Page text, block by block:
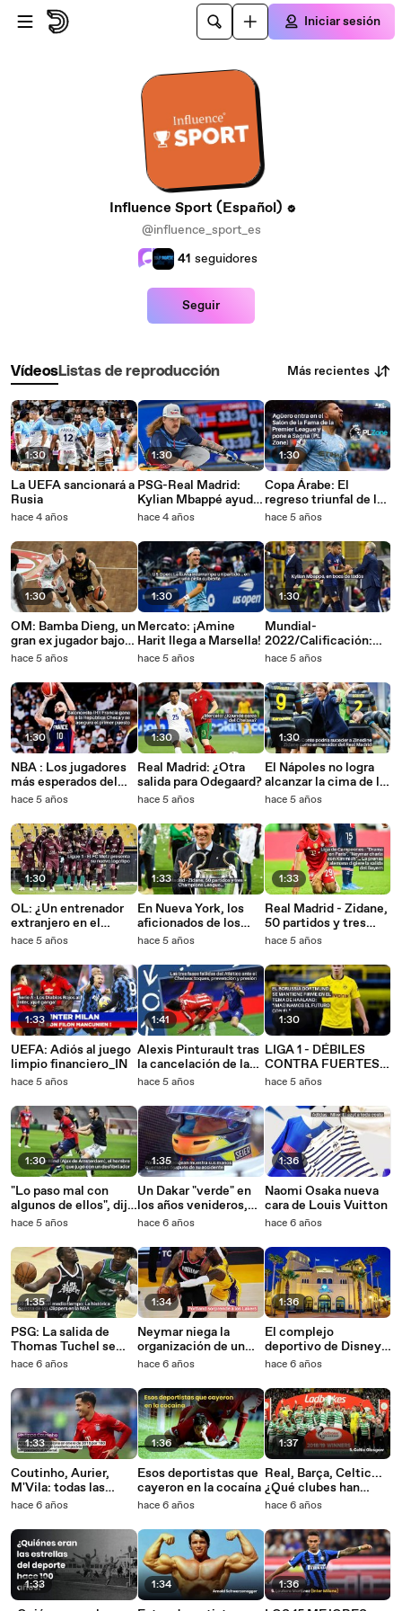
Saltar al contenido principal
Iniciar sesión
Influence Sport (Español)
@influence_sport_es
41 seguidores
Seguir
VídeosListas de reproducción Más recientes
1:30
La UEFA sancionará a
Rusia
hace 4 años
1:30
OM: Bamba Dieng, un
gran ex jugador bajo
el hechizo
hace 5 años
1:30
NBA : Los jugadores
más esperados del
draft_IN
hace 5 años
1:30
OL: ¿Un entrenador
extranjero en el
banquillo?_IN
hace 5 años
1:33
UEFA: Adiós al juego
limpio financiero_IN
hace 5 años
1:30
"Lo paso mal con
algunos de ellos", dijo
Laurent Koscielny
compañeros.
hace 5 años
1:35
PSG: La salida de
Thomas Tuchel se
hizo oficial_IN
hace 6 años
1:33
Coutinho, Aurier,
M'Vila: todas las
noticias de mercato
hace 6 años
1:33
1:30
PSG-Real Madrid:
Kylian Mbappé ayuda
al París a ganar en el
hace 4 años
1:30
Mercato: ¡Amine
Harit llega a Marsella!
hace 5 años
1:30
Real Madrid: ¿Otra
salida para Odegaard?
hace 5 años
1:33
En Nueva York, los
aficionados de los
Yankees vuelven por
hace 5 años
1:41
Alexis Pinturault tras
la cancelación de la
final de la Copa del
más bien un asunto
mío"
hace 5 años
1:35
Un Dakar "verde" en
los años venideros,
anuncia el director
hace 6 años
1:34
Neymar niega la
organización de un
"mega partido"
hace 6 años
1:36
Esos deportistas que
cayeron en la cocaína
hace 6 años
1:34
1:30
Copa Árabe: El
regreso triunfal de los
Fennecs a Argelia
hace 5 años
1:30
Mundial-
2022/Calificación:
Brasil gana en Chile
hace 5 años
1:30
El Nápoles no logra
alcanzar la cima de la
tabla
hace 5 años
1:33
Real Madrid - Zidane,
50 partidos y tres
Ligas de
hace 5 años
1:30
LIGA 1 - DÉBILES
CONTRA FUERTES Y
CONFIANZA
PSG TUVIERA QUE
PREOCUPARSE?_IN
hace 5 años
1:36
Naomi Osaka nueva
cara de Louis Vuitton
hace 6 años
1:36
El complejo
deportivo de Disney
World en imágenes
hace 6 años
1:37
Real, Barça, Celtic...
¿Qué clubes han
ganado más trofeos
hace 6 años
1:36